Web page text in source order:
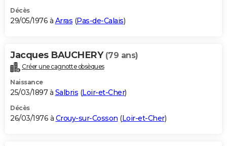
Décès
29/05/1976 à Arras (Pas-de-Calais)
Jacques BAUCHERY (79 ans)
Créer une cagnotte obsèques
Naissance
25/03/1897 à Salbris (Loir-et-Cher)
Décès
26/03/1976 à Crouy-sur-Cosson (Loir-et-Cher)